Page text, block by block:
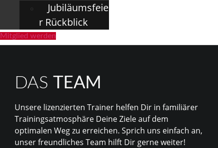
Jubiläumsfeie
r Rückblick
Mitglied werden
DAS TEAM
Unsere lizenzierten Trainer helfen Dir in familiärer
Trainingsatmosphäre Deine Ziele auf dem
optimalen Weg zu erreichen. Sprich uns einfach an,
unser freundliches Team hilft Dir gerne weiter!